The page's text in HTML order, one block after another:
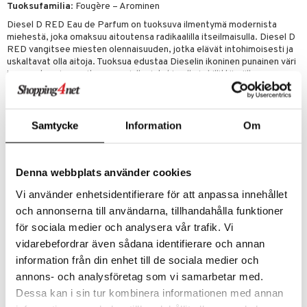
Samtycke Information Om
Denna webbplats använder cookies
Vi använder enhetsidentifierare för att anpassa innehållet
och annonserna till användarna, tillhandahålla funktioner
för sociala medier och analysera vår trafik. Vi
vidarebefordrar även sådana identifierare och annan
information från din enhet till de sociala medier och
annons- och analysföretag som vi samarbetar med.
Dessa kan i sin tur kombinera informationen med annan
Tuoksufamilia: Fougère – Arominen
Diesel D RED Eau de Parfum on tuoksuva ilmentymä modernista
miehestä, joka omaksuu aitoutensa radikaalilla itseilmaisulla. Diesel D
RED vangitsee miesten olennaisuuden, jotka elävät intohimoisesti ja
uskaltavat olla aitoja. Tuoksua edustaa Dieselin ikoninen punainen väri
ja se on kunnianosoitus energialle, intohimolle ja hillittömälle
aitoudelle, kehottaen sinua omaksumaan todellisen itsesi.
kuumuuden, joka yhdistää puhtaat nuotit lämpimään sensuaalisuuteen.
Tuoksu avautuu virkistävällä räjähdyksellä mehukasta punaista
laventelin äärimmäisen puhtauden. Tämä dynaaminen yhdistelmä
kontrastoi voimakkaasti santelipuun lämpimää, sensuellia
intensiteettiä ja jättää jälkeensä kapinallisen tuoksun, joka jättää
unohtumattoman ja pitkäkestoisen jäljen. Diesel D RED ei ole vain
raikas miesten tuoksu, se on polttavan kuuma.
KUTSU JÄTTÄÄ JÄLKESI INTOHIMOISESTI: IKONINEN PUNAINEN
Diesel rikkoo perinteistä tuotesuunnittelua ja uudistaa pullon
ainutlaatuisella twistillä ikonisella "Diesel For Successful Living" -
logollaan. Pullo, joka on inspiroitu emblematisesta D-logosta, kutsuu
sinua tekemään jälkesi maailmaan intohimoisesti. Korkki, joka
muistuttaa niittejä Diesel-farkuissa, antaa suunnittelulle rosoisen